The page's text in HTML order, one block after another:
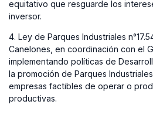
equitativo que resguarde los
inversor.
4. Ley de Parques Industriales
Canelones, en coordinación con el
implementando políticas de
la promoción de Parques
empresas factibles de operar o
productivas.